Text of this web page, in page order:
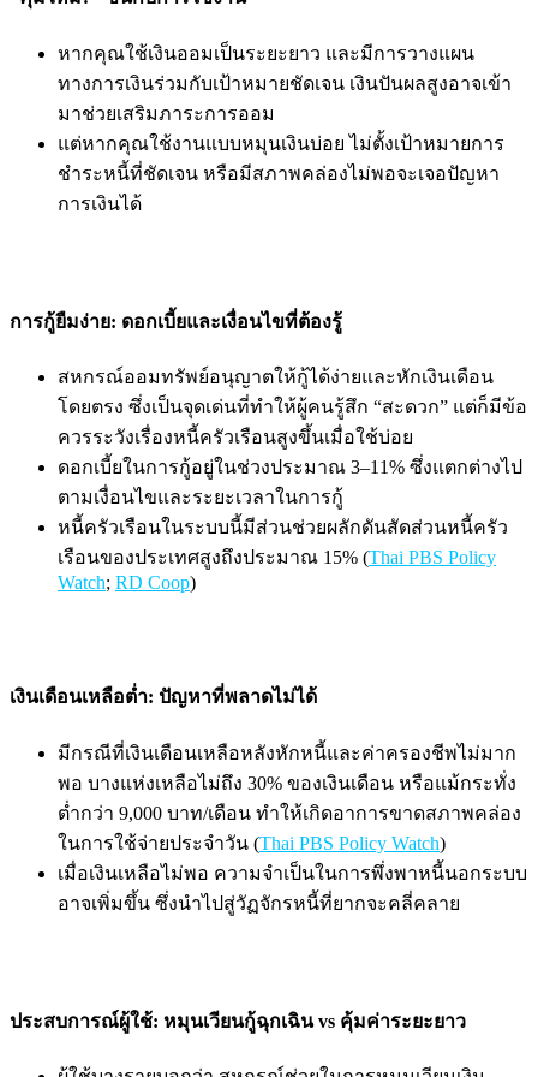
หากคุณใช้เงินออมเป็นระยะยาว และมีการวางแผน
ทางการเงินร่วมกับเป้าหมายชัดเจน เงินปันผลสูงอาจเข้า
มาช่วยเสริมภาระการออม
แต่หากคุณใช้งานแบบหมุนเงินบ่อย ไม่ตั้งเป้าหมายการ
ชำระหนี้ที่ชัดเจน หรือมีสภาพคล่องไม่พอจะเจอปัญหา
การเงินได้
การกู้ยืมง่าย: ดอกเบี้ยและเงื่อนไขที่ต้องรู้
สหกรณ์ออมทรัพย์อนุญาตให้กู้ได้ง่ายและหักเงินเดือน
โดยตรง ซึ่งเป็นจุดเด่นที่ทำให้ผู้คนรู้สึก “สะดวก” แต่ก็มีข้อ
ควรระวังเรื่องหนี้ครัวเรือนสูงขึ้นเมื่อใช้บ่อย
ดอกเบี้ยในการกู้อยู่ในช่วงประมาณ 3–11% ซึ่งแตกต่างไป
ตามเงื่อนไขและระยะเวลาในการกู้
หนี้ครัวเรือนในระบบนี้มีส่วนช่วยผลักดันสัดส่วนหนี้ครัว
เรือนของประเทศสูงถึงประมาณ 15% (Thai PBS Policy
Watch; RD Coop)
เงินเดือนเหลือต่ำ: ปัญหาที่พลาดไม่ได้
มีกรณีที่เงินเดือนเหลือหลังหักหนี้และค่าครองชีพไม่มาก
พอ บางแห่งเหลือไม่ถึง 30% ของเงินเดือน หรือแม้กระทั่ง
ต่ำกว่า 9,000 บาท/เดือน ทำให้เกิดอาการขาดสภาพคล่อง
ในการใช้จ่ายประจำวัน (Thai PBS Policy Watch)
เมื่อเงินเหลือไม่พอ ความจำเป็นในการพึ่งพาหนี้นอกระบบ
อาจเพิ่มขึ้น ซึ่งนำไปสู่วัฏจักรหนี้ที่ยากจะคลี่คลาย
ประสบการณ์ผู้ใช้: หมุนเวียนกู้ฉุกเฉิน vs คุ้มค่าระยะยาว